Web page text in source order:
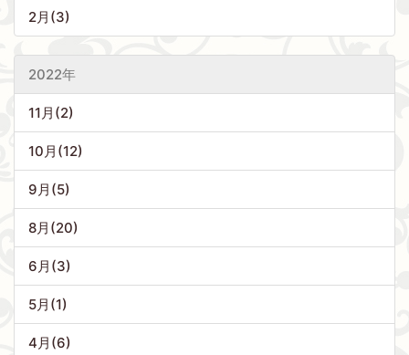
2月(3)
2022年
11月(2)
10月(12)
9月(5)
8月(20)
6月(3)
5月(1)
4月(6)